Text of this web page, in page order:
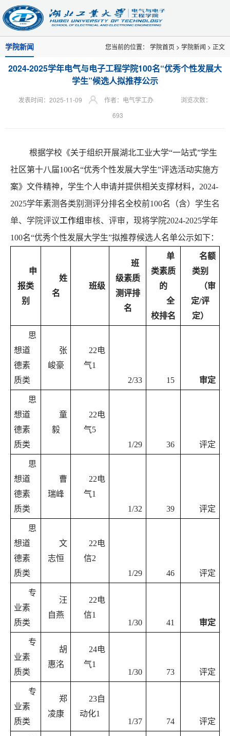
学院新闻 您当前的位置： 学院首页 > 学院新闻 > 正文
2024-2025学年电气与电子工程学院100名“优秀个性发展大
学生”候选人拟推荐公示
发表时间：2025-11-09 作者：电气学工办
浏览次数：
693
根据学校《关于组织开展湖北工业大学“一站式”学生
社区第十八届100名“优秀个性发展大学生”评选活动实施方
案》文件精神，学生个人申请并提供相关支撑材料，2024-
2025学年素测各类别测评分排名全校前100名（含）学生名
单、学院评议工作组 审核、评审， 现将学院2024-2025学年
100名“优秀个性发展大学生”拟推荐候选人名单公示如下：
申
报类
别
姓
名
班级
班
级素质
测评排
名
单
类素质
的
全
校排名
名额
类别
（审
定/评
定）
思
想道
德素
质类
张
峻豪
22电
气1
2/33
15 审定
思
想道
德素
质类
童
毅
22电
气5
1/29
36 评定
思
想道
德素
质类
曹
瑞峰
22电
气1
1/32
39 评定
思
想道
德素
质类
文
志恒
22电
信2
1/29
46 评定
专
业素
质类
汪
自燕
22电
信1
1/30
41 审定
专
业素
质类
胡
惠洺
24电
气1
1/30
73 评定
专
业素
质类
郑
凌康
23自
动化1
1/37
74 评定